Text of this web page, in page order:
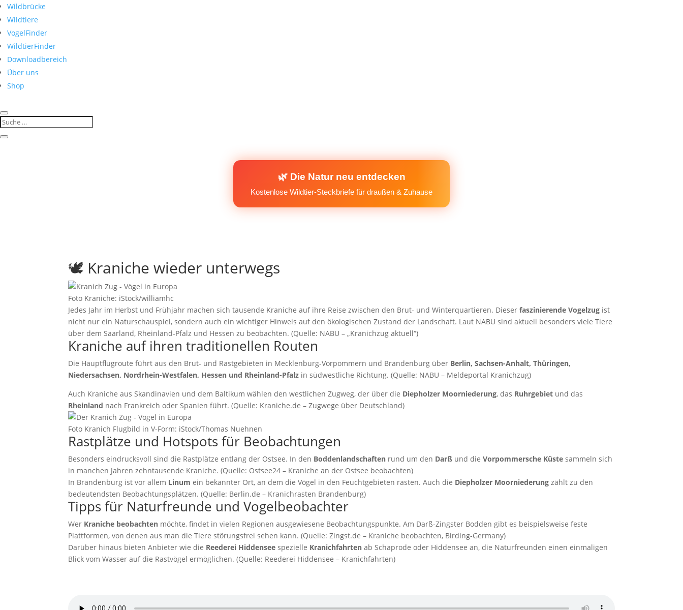
Wildbrücke
Wildtiere
VogelFinder
WildtierFinder
Downloadbereich
Über uns
Shop
🌿 Die Natur neu entdecken
Kostenlose Wildtier-Steckbriefe für draußen & Zuhause
🕊️ Kraniche wieder unterwegs
Foto Kraniche: iStock/williamhc
Jedes Jahr im Herbst und Frühjahr machen sich tausende Kraniche auf ihre Reise zwischen den Brut- und Winterquartieren. Dieserfaszinierende Vogelzug ist
nicht nur ein Naturschauspiel, sondern auch ein wichtiger Hinweis auf den ökologischen Zustand der Landschaft. Laut NABU sind aktuell besonders viele Tiere
über dem Saarland, Rheinland-Pfalz und Hessen zu beobachten. (Quelle: NABU – „Kranichzug aktuell“)
Kraniche auf ihren traditionellen Routen
Die Hauptflugroute führt aus den Brut- und Rastgebieten in Mecklenburg-Vorpommern und Brandenburg über Berlin, Sachsen-Anhalt, Thüringen,
Niedersachsen, Nordrhein-Westfalen, Hessen und Rheinland-Pfalz in südwestliche Richtung. (Quelle: NABU – Meldeportal Kranichzug)
Auch Kraniche aus Skandinavien und dem Baltikum wählen den westlichen Zugweg, der über die Diepholzer Moorniederung, das Ruhrgebiet und das
Rheinland nach Frankreich oder Spanien führt. (Quelle: Kraniche.de – Zugwege über Deutschland)
Foto Kranich Flugbild in V-Form: iStock/Thomas Nuehnen
Rastplätze und Hotspots für Beobachtungen
Besonders eindrucksvoll sind die Rastplätze entlang der Ostsee. In den Boddenlandschaften rund um den Darß und dieVorpommersche Küste sammeln sich
in manchen Jahren zehntausende Kraniche. (Quelle: Ostsee24 – Kraniche an der Ostsee beobachten)
In Brandenburg ist vor allem Linum ein bekannter Ort, an dem die Vögel in den Feuchtgebieten rasten. Auch die Diepholzer Moorniederung zählt zu den
bedeutendsten Beobachtungsplätzen. (Quelle: Berlin.de – Kranichrasten Brandenburg)
Tipps für Naturfreunde und Vogelbeobachter
Wer Kraniche beobachten möchte, findet in vielen Regionen ausgewiesene Beobachtungspunkte. Am Darß-Zingster Bodden gibt es beispielsweise feste
Plattformen, von denen aus man die Tiere störungsfrei sehen kann. (Quelle: Zingst.de – Kraniche beobachten, Birding-Germany)
Darüber hinaus bieten Anbieter wie die Reederei Hiddensee spezielle Kranichfahrten ab Schaprode oder Hiddensee an, die Naturfreunden einen einmaligen
Blick vom Wasser auf die Rastvögel ermöglichen. (Quelle: Reederei Hiddensee – Kranichfahrten)